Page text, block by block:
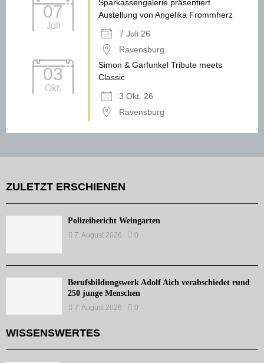
07
Juli
Sparkassengalerie präsentiert
Austellung von Angelika Frommherz
7 Juli 26
Ravensburg
03
Okt.
Simon & Garfunkel Tribute meets
Classic
3 Okt. 26
Ravensburg
ZULETZT ERSCHIENEN
Polizeibericht Weingarten
7. August 2026 0
Berufsbildungswerk Adolf Aich verabschiedet rund
250 junge Menschen
7. August 2026 0
WISSENSWERTES